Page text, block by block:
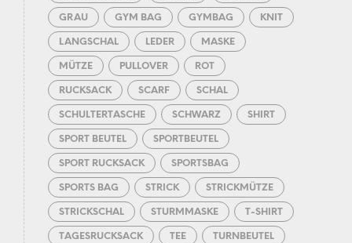
GRAU GYM BAG GYMBAG KNIT
LANGSCHAL LEDER MASKE
MÜTZE PULLOVER ROT
RUCKSACK SCARF SCHAL
SCHULTERTASCHE SCHWARZ SHIRT
SPORT BEUTEL SPORTBEUTEL
SPORT RUCKSACK SPORTSBAG
SPORTS BAG STRICK STRICKMÜTZE
STRICKSCHAL STURMMASKE T-SHIRT
TAGESRUCKSACK TEE TURNBEUTEL